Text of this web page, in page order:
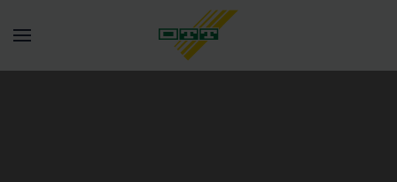
Springe zum Hauptinhalt